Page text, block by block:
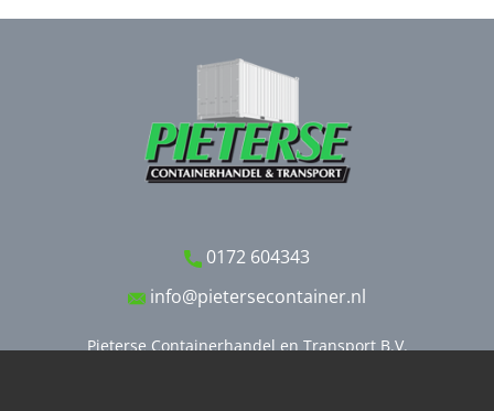
0172 604343
info@pietersecontainer.nl
Pieterse Containerhandel en Transport B.V.